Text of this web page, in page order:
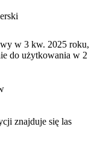
w 3 kw. 2025 roku,
do użytkowania w 2
znajduje się las